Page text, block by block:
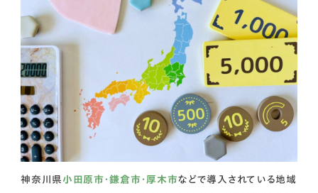
神奈川県 小田原市・鎌倉市・厚木市などで導入されている地域